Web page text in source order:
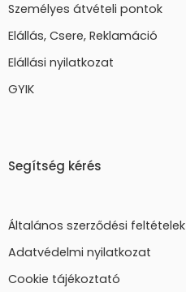
Személyes átvételi pontok
Elállás, Csere, Reklamáció
Elállási nyilatkozat
GYIK
Segítség kérés
Általános szerződési feltételek
Adatvédelmi nyilatkozat
Cookie tájékoztató